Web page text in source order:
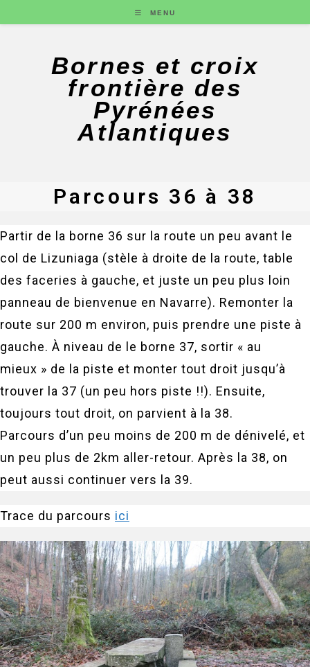
MENU
Bornes et croix
frontière des
Pyrénées
Atlantiques
Parcours 36 à 38
Partir de la borne 36 sur la route un peu avant le
col de Lizuniaga (stèle à droite de la route, table
des faceries à gauche, et juste un peu plus loin
panneau de bienvenue en Navarre). Remonter la
route sur 200 m environ, puis prendre une piste à
gauche. À niveau de le borne 37, sortir « au
mieux » de la piste et monter tout droit jusqu’à
trouver la 37 (un peu hors piste !!). Ensuite,
toujours tout droit, on parvient à la 38.
Parcours d’un peu moins de 200 m de dénivelé, et
un peu plus de 2km aller-retour. Après la 38, on
peut aussi continuer vers la 39.
Trace du parcours ici